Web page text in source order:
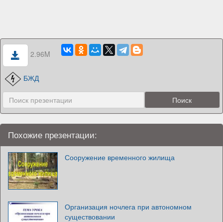
2.96M
БЖД
Похожие презентации:
Сооружение временного жилища
Организация ночлега при автономном
существовании